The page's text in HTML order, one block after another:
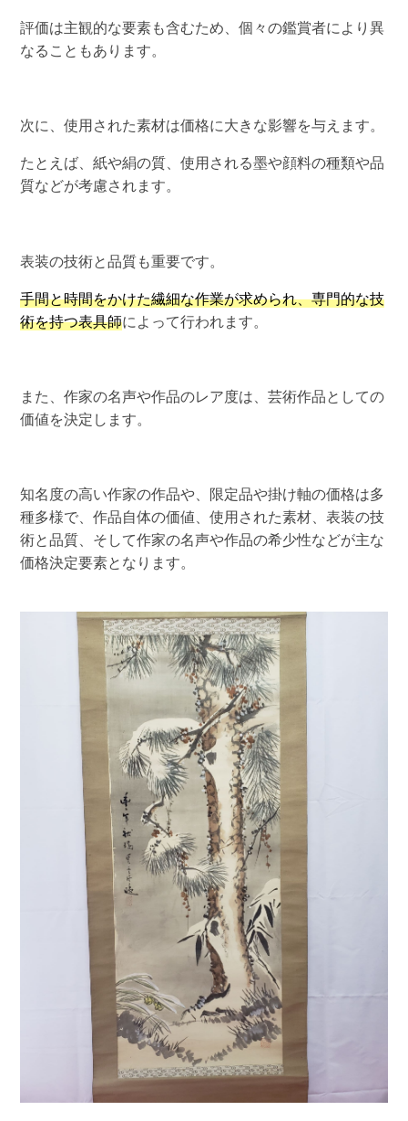
評価は主観的な要素も含むため、個々の鑑賞者により異
なることもあります。
次に、使用された素材は価格に大きな影響を与えます。
たとえば、紙や絹の質、使用される墨や顔料の種類や品
質などが考慮されます。
表装の技術と品質も重要です。
手間と時間をかけた繊細な作業が求められ、専門的な技
術を持つ表具師によって行われます。
また、作家の名声や作品のレア度は、芸術作品としての
価値を決定します。
知名度の高い作家の作品や、限定品や掛け軸の価格は多
種多様で、作品自体の価値、使用された素材、表装の技
術と品質、そして作家の名声や作品の希少性などが主な
価格決定要素となります。